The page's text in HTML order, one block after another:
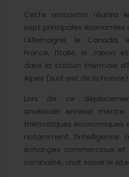
Cette rencontre réunira
sept principales économies
l’Allemagne, le Canada,
France, l’Italie, le Japon
dans la station thermale
Alpes (sud-est de la France).
Lors de ce
américain entend mettre
thématiques économiques
notamment l’intelligence
échanges commerciaux
criminalité, croit savoir le